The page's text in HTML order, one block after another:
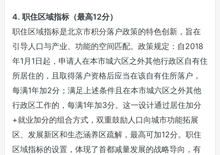
4. 职住区域指标（最高12分）
职住区域指标是北京市积分落户政策的特色创新，旨在
引导人口与产业、功能的空间匹配。政策规定：自2018
年1月1日起，申请人在本市城六区之外其他行政区自有住
所居住的，且取得落户资格后应当在该自有住所落户，
每满1年加2分；满足上述条件且在本市城六区之外其他
行政区工作的，每满1年加3分。这一设计通过居住加分
+就业加分的组合方式，双重鼓励人口向城市功能拓展
区、发展新区和生态涵养区疏解，最高可加12分。职住
区域指标的设置，体现了首都减量发展的战略导向，有